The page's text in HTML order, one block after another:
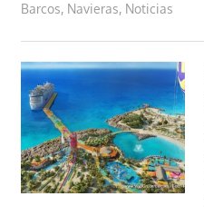
Barcos, Navieras, Noticias